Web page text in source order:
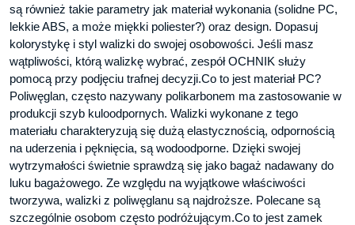
są również takie parametry jak materiał wykonania (solidne PC,
lekkie ABS, a może miękki poliester?) oraz design. Dopasuj
kolorystykę i styl walizki do swojej osobowości. Jeśli masz
wątpliwości, którą walizkę wybrać, zespół OCHNIK służy
pomocą przy podjęciu trafnej decyzji.Co to jest materiał PC?
Poliwęglan, często nazywany polikarbonem ma zastosowanie w
produkcji szyb kuloodpornych. Walizki wykonane z tego
materiału charakteryzują się dużą elastycznością, odpornością
na uderzenia i pęknięcia, są wodoodporne. Dzięki swojej
wytrzymałości świetnie sprawdzą się jako bagaż nadawany do
luku bagażowego. Ze względu na wyjątkowe właściwości
tworzywa, walizki z poliwęglanu są najdroższe. Polecane są
szczególnie osobom często podróżującym.Co to jest zamek